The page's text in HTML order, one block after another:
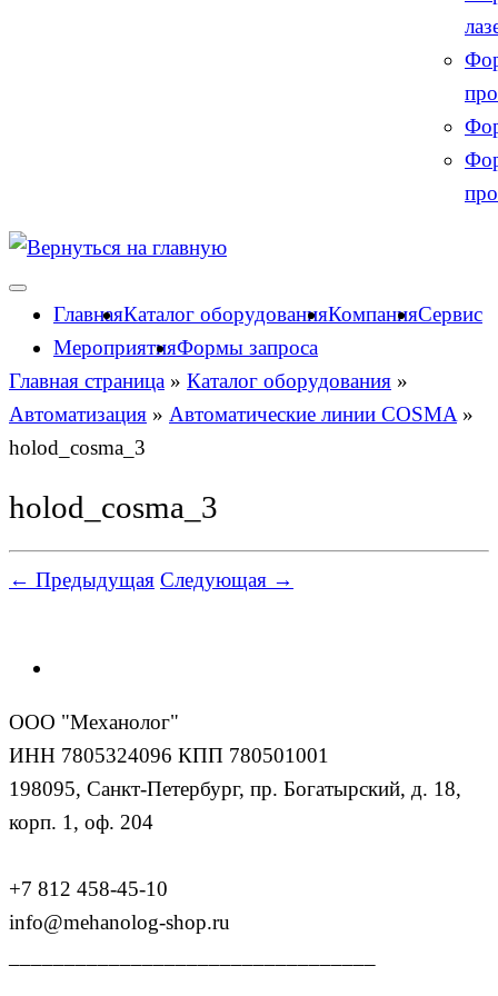
ГлавнаяКаталог оборудованияКомпанияСервис
МероприятияФормы запроса
Главная страница » Каталог оборудования »
Автоматизация » Автоматические линии COSMA »
holod_cosma_3
holod_cosma_3
← Предыдущая Следующая →
ООО "Механолог"
ИНН 7805324096 КПП 780501001
198095, Санкт-Петербург, пр. Богатырский, д. 18,
корп. 1, оф. 204
+7 812 458-45-10
info@mehanolog-shop.ru